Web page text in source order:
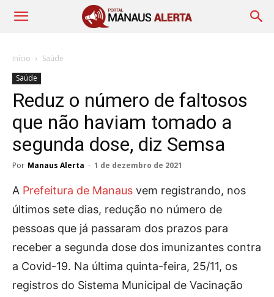
Início
Saúde
Saúde
Reduz o número de faltosos
que não haviam tomado a
segunda dose, diz Semsa
Por Manaus Alerta - 1 de dezembro de 2021
A Prefeitura de Manaus vem registrando, nos
últimos sete dias, redução no número de
pessoas que já passaram dos prazos para
receber a segunda dose dos imunizantes contra
a Covid-19. Na última quinta-feira, 25/11, os
registros do Sistema Municipal de Vacinação